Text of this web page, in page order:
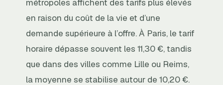
métropoles affichent des tarifs plus élevés
en raison du coût de la vie et d’une
demande supérieure à l’offre. À Paris, le tarif
horaire dépasse souvent les 11,30 €, tandis
que dans des villes comme Lille ou Reims,
la moyenne se stabilise autour de 10,20 €.